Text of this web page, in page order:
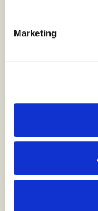
Marketing
Benefits
Ausbildung